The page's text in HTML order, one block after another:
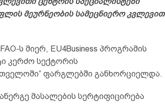
მეურნეობის სამეცნიერო კვლევით
ს მიერ, EU4Business პროგრამის
კერძო სექტორის
ფარგლებში განხორციელდა.
მასალების სერტიფიცირება